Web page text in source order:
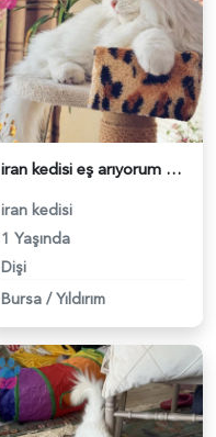
iran kedisi eş arıyorum - 118982976
iran kedisi
1 Yaşında
Dişi
Bursa / Yıldırım